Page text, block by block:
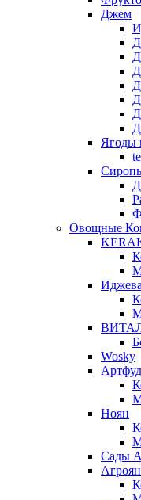
Джем
Ягоды
Овощные
Wosky
Артфуд
Ноян
Сады